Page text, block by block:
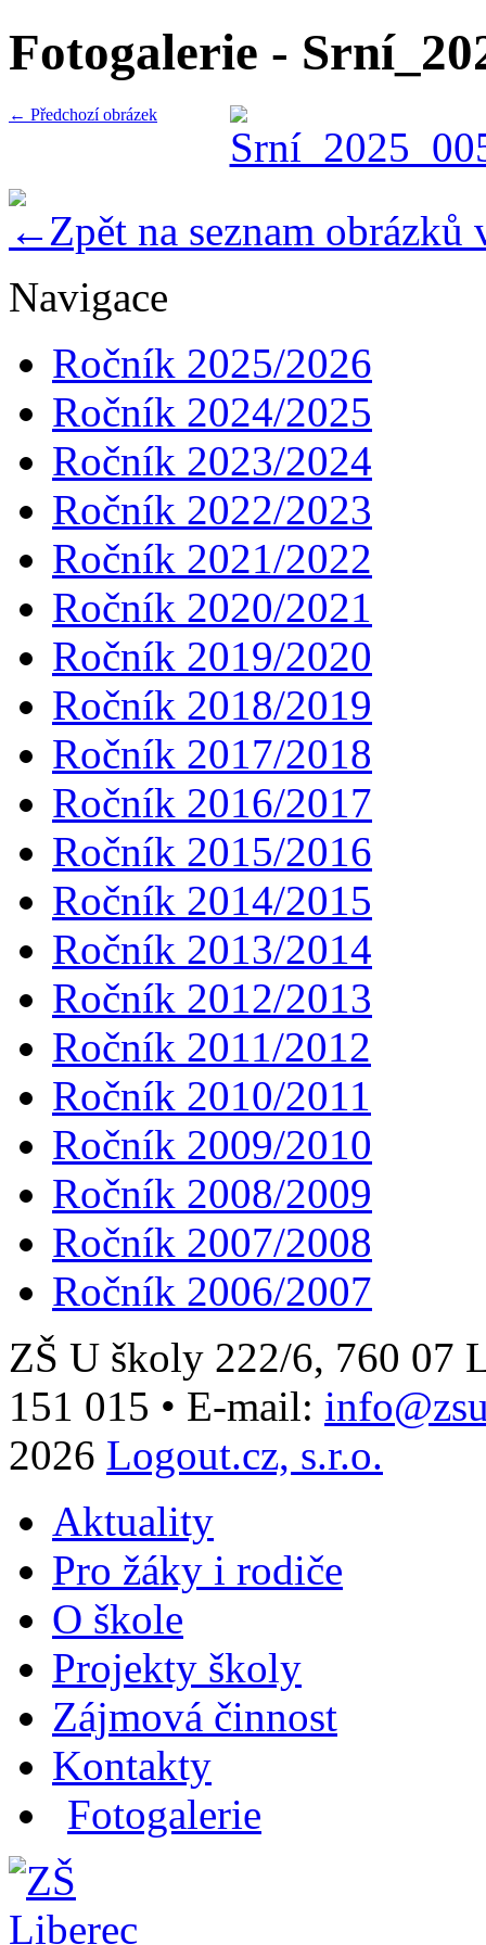
Fotogalerie -
← Předchozí obrázek
Zpět na seznam obrázků
Navigace
Ročník 2025/2026
Ročník 2024/2025
Ročník 2023/2024
Ročník 2022/2023
Ročník 2021/2022
Ročník 2020/2021
Ročník 2019/2020
Ročník 2018/2019
Ročník 2017/2018
Ročník 2016/2017
Ročník 2015/2016
Ročník 2014/2015
Ročník 2013/2014
Ročník 2012/2013
Ročník 2011/2012
Ročník 2010/2011
Ročník 2009/2010
Ročník 2008/2009
Ročník 2007/2008
Ročník 2006/2007
ZŠ U školy 222/6, 760 07
151 015 • E-mail:
2026 Logout.cz, s.r.o.
Aktuality
Pro žáky i rodiče
O škole
Projekty školy
Zájmová činnost
Kontakty
Fotogalerie